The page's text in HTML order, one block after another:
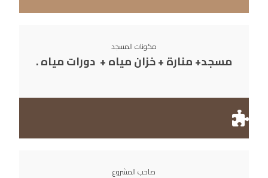
مكونات المسجد
مسجد+ منارة + خزان مياه + دورات مياه .
صاحب المشروع